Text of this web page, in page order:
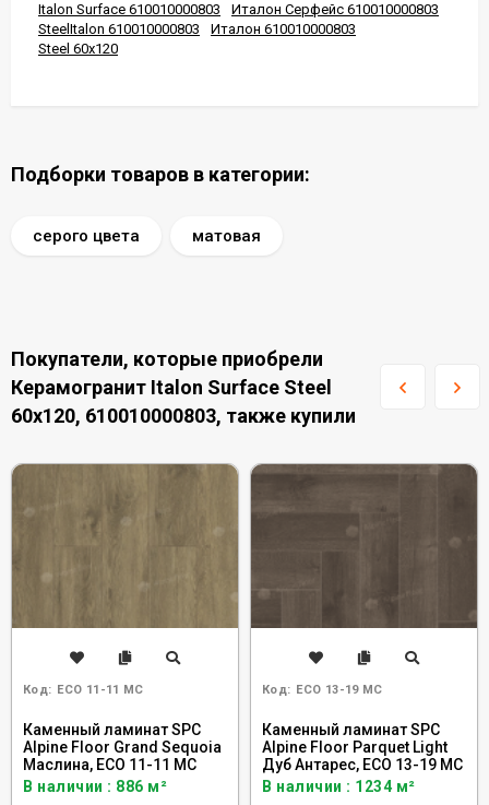
Italon Surface 610010000803
Италон Серфейс 610010000803
SteelItalon 610010000803
Италон 610010000803
Steel 60x120
Подборки товаров в категории:
серого цвета матовая
Покупатели, которые приобрели
Керамогранит Italon Surface Steel
60x120, 610010000803, также купили
Код: ECO 11-11 MC
Каменный ламинат SPC
Alpine Floor Grand Sequoia
Маслина, ECO 11-11 MC
В наличии : 886 м²
Код: ECO 13-19 MC
Каменный ламинат SPC
Alpine Floor Parquet Light
Дуб Антарес, ЕСО 13-19 MC
В наличии : 1234 м²